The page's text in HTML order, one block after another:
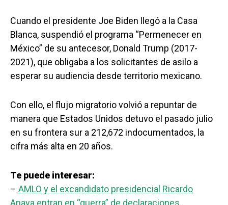
Cuando el presidente Joe Biden llegó a la Casa
Blanca, suspendió el programa “Permenecer en
México” de su antecesor, Donald Trump (2017-
2021), que obligaba a los solicitantes de asilo a
esperar su audiencia desde territorio mexicano.
Con ello, el flujo migratorio volvió a repuntar de
manera que Estados Unidos detuvo el pasado julio
en su frontera sur a 212,672 indocumentados, la
cifra más alta en 20 años.
Te puede interesar:
– AMLO y el excandidato presidencial Ricardo
Anaya entran en “guerra” de declaraciones